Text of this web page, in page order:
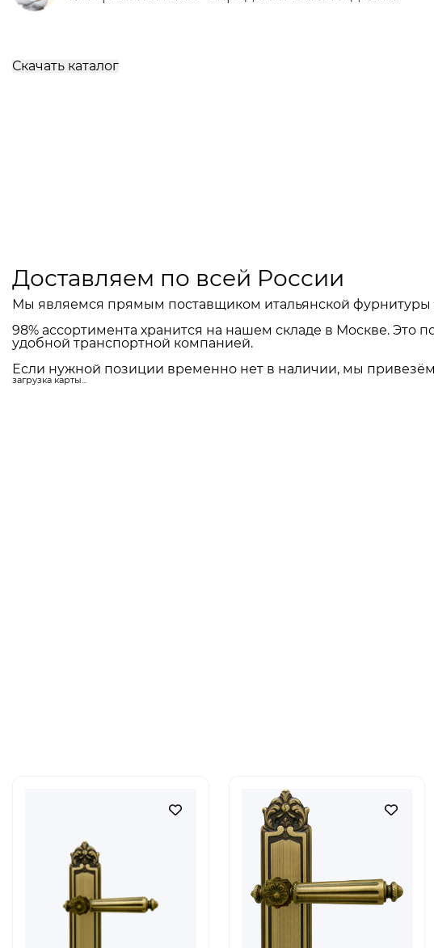
Скачать каталог
Доставляем по всей России
Мы являемся прямым поставщиком итальянской фурнитуры
98% ассортимента хранится на нашем складе в Москве. Это
удобной транспортной компанией.
Если нужной позиции временно нет в наличии, мы привезём
загрузка карты...